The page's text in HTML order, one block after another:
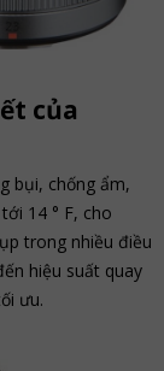
của
bụi, chống ẩm,
14 ° F, cho
trong nhiều điều
hiệu suất quay
ưu.